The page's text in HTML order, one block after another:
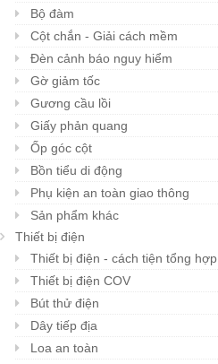
Bộ đàm
Cột chắn - Giải cách mềm
Đèn cảnh báo nguy hiểm
Gờ giảm tốc
Gương cầu lồi
Giấy phản quang
Ốp góc cột
Bồn tiểu di động
Phụ kiện an toàn giao thông
Sản phẩm khác
Thiết bị điện
Thiết bị điện - cách tiện tổng hợp
Thiết bị điện COV
Bút thử điện
Dây tiếp địa
Loa an toàn